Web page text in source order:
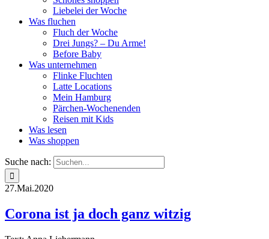
Liebelei der Woche
Was fluchen
Fluch der Woche
Drei Jungs? – Du Arme!
Before Baby
Was unternehmen
Flinke Fluchten
Latte Locations
Mein Hamburg
Pärchen-Wochenenden
Reisen mit Kids
Was lesen
Was shoppen
Suche nach:
27.Mai.2020
Corona ist ja doch ganz witzig